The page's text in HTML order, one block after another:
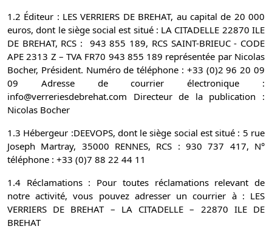
1.2 Éditeur : LES VERRIERS DE BREHAT, au capital de 20 000
euros, dont le siège social est situé : LA CITADELLE 22870 ILE
DE BREHAT, RCS : 943 855 189, RCS SAINT-BRIEUC - CODE
APE 2313 Z – TVA FR70 943 855 189 représentée par Nicolas
Bocher, Président. Numéro de téléphone : +33 (0)2 96 20 09
09 Adresse de courrier électronique :
info@verreriesdebrehat.com Directeur de la publication :
Nicolas Bocher
1.3 Hébergeur :DEEVOPS, dont le siège social est situé : 5 rue
Joseph Martray, 35000 RENNES, RCS : 930 737 417, N°
téléphone : +33 (0)7 88 22 44 11
1.4 Réclamations : Pour toutes réclamations relevant de
notre activité, vous pouvez adresser un courrier à : LES
VERRIERS DE BREHAT – LA CITADELLE – 22870 ILE DE
BREHAT